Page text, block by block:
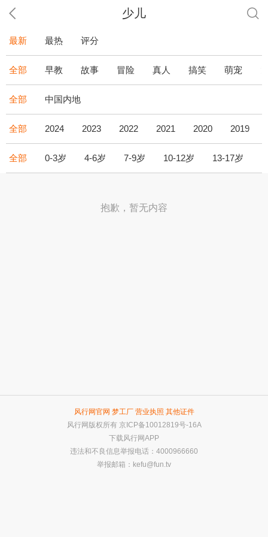
少儿
最新 最热 评分
全部 早教 故事 冒险 真人 搞笑 萌宠
全部 中国内地
全部 2024 2023 2022 2021 2020 2019
全部 0-3岁 4-6岁 7-9岁 10-12岁 13-17岁
抱歉，暂无内容
风行网官网 梦工厂 营业执照 其他证件
风行网版权所有 京ICP备10012819号-16A
下载风行网APP
违法和不良信息举报电话：4000966660
举报邮箱： kefu@fun.tv